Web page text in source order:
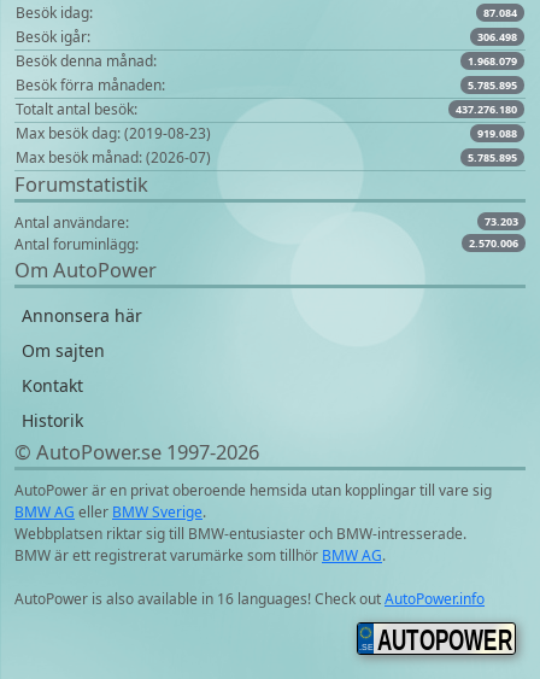
Besök idag: 87.084
Besök igår: 306.498
Besök denna månad: 1.968.079
Besök förra månaden: 5.785.895
Totalt antal besök: 437.276.180
Max besök dag: (2019-08-23) 919.088
Max besök månad: (2026-07) 5.785.895
Forumstatistik
Antal användare: 73.203
Antal foruminlägg: 2.570.006
Om AutoPower
Annonsera här
Om sajten
Kontakt
Historik
© AutoPower.se 1997‑2026
AutoPower är en privat oberoende hemsida utan kopplingar till vare sig
BMW AG eller BMW Sverige.
Webbplatsen riktar sig till BMW-entusiaster och BMW-intresserade.
BMW är ett registrerat varumärke som tillhör BMW AG.
AutoPower is also available in 16 languages! Check outAutoPower.info
AUTOPOWER